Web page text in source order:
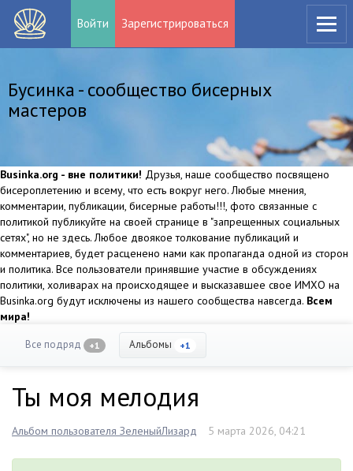
Войти Зарегистрироваться
Бусинка - сообщество бисерных
мастеров
Businka.org - вне политики! Друзья, наше сообщество посвящено
бисероплетению и всему, что есть вокруг него. Любые мнения,
комментарии, публикации, бисерные работы!!!, фото связанные с
политикой публикуйте на своей странице в "запрещенных социальных
сетях", но не здесь. Любое двоякое толкование публикаций и
комментариев, будет расценено нами как пропаганда одной из сторон
и политика. Все пользователи принявшие участие в обсуждениях
политики, холиварах на происходящее и высказавшее свое ИМХО на
Businka.org будут исключены из нашего сообщества навсегда. Всем
мира!
Все подряд +1 Альбомы +1
Ты моя мелодия
Альбом пользователя ЗеленыйЛизард 5 марта 2026, 04:21